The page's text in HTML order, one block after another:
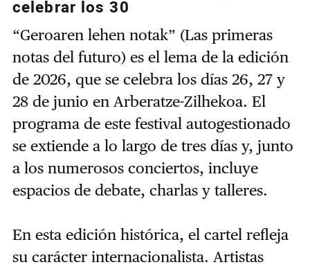
celebrar los 30
“Geroaren lehen notak” (Las primeras
notas del futuro) es el lema de la edición
de 2026, que se celebra los días 26, 27 y
28 de junio en Arberatze-Zilhekoa. El
programa de este festival autogestionado
se extiende a lo largo de tres días y, junto
a los numerosos conciertos, incluye
espacios de debate, charlas y talleres.
En esta edición histórica, el cartel refleja
su carácter internacionalista. Artistas